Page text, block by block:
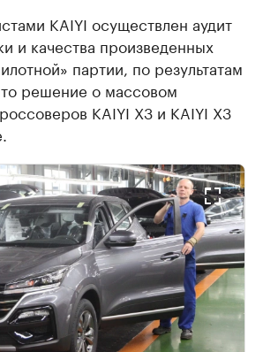
KAIYI осуществлен аудит
и качества произведенных
партии, по результатам
решение о массовом
KAIYI Х3 и KAIYI X3